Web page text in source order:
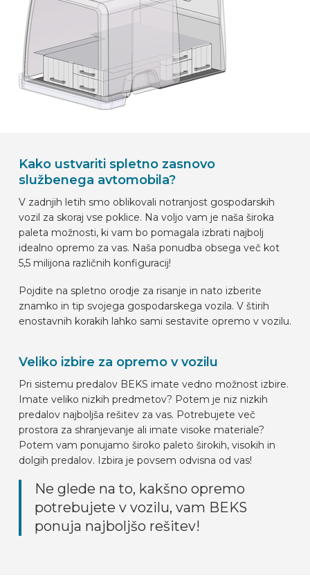
Kako ustvariti spletno zasnovo
službenega avtomobila?
V zadnjih letih smo oblikovali notranjost gospodarskih
vozil za skoraj vse poklice. Na voljo vam je naša široka
paleta možnosti, ki vam bo pomagala izbrati najbolj
idealno opremo za vas. Naša ponudba obsega več kot
5,5 milijona različnih konfiguracij!
Pojdite na spletno orodje za risanje in nato izberite
znamko in tip svojega gospodarskega vozila. V štirih
enostavnih korakih lahko sami sestavite opremo v vozilu.
Veliko izbire za opremo v vozilu
Pri sistemu predalov BEKS imate vedno možnost izbire.
Imate veliko nizkih predmetov? Potem je niz nizkih
predalov najboljša rešitev za vas. Potrebujete več
prostora za shranjevanje ali imate visoke materiale?
Potem vam ponujamo široko paleto širokih, visokih in
dolgih predalov. Izbira je povsem odvisna od vas!
Ne glede na to, kakšno opremo
potrebujete v vozilu, vam BEKS
ponuja najboljšo rešitev!